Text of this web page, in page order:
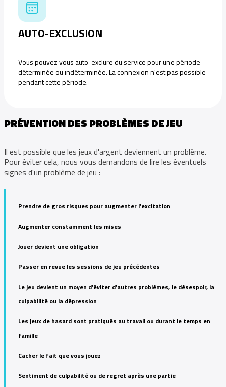
AUTO-EXCLUSION
Vous pouvez vous auto-exclure du service pour une période
déterminée ou indéterminée. La connexion n'est pas possible
pendant cette période.
PRÉVENTION DES PROBLÈMES DE JEU
Il est possible que les jeux d'argent deviennent un problème.
Pour éviter cela, nous vous demandons de lire les éventuels
signes d'un problème de jeu :
Prendre de gros risques pour augmenter l'excitation
Augmenter constamment les mises
Jouer devient une obligation
Passer en revue les sessions de jeu précédentes
Le jeu devient un moyen d'éviter d'autres problèmes, le désespoir, la
culpabilité ou la dépression
Les jeux de hasard sont pratiqués au travail ou durant le temps en
famille
Cacher le fait que vous jouez
Sentiment de culpabilité ou de regret après une partie